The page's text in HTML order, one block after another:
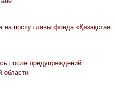
посту главы фонда «Қазақстан
после предупреждений
области